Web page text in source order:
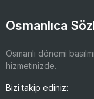
Osmanlıca
Osmanlı dönemi
hizmetinizde.
Bizi takip ediniz: